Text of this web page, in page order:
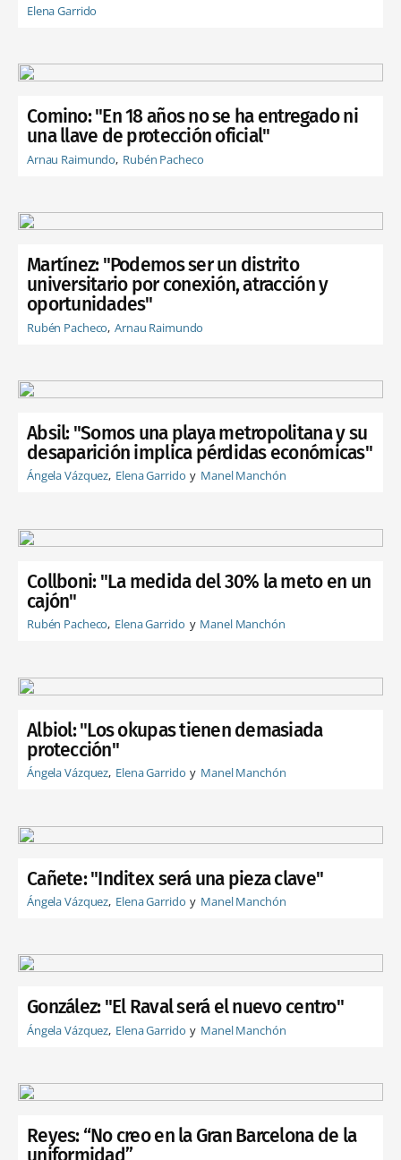
Elena Garrido
Comino: "En 18 años no se ha entregado ni
una llave de protección oficial"
Arnau Raimundo Rubén Pacheco
Martínez: "Podemos ser un distrito
universitario por conexión, atracción y
oportunidades"
Rubén Pacheco Arnau Raimundo
Absil: "Somos una playa metropolitana y su
desaparición implica pérdidas económicas"
Ángela Vázquez Elena Garrido Manel Manchón
Collboni: "La medida del 30% la meto en un
cajón"
Rubén Pacheco Elena Garrido Manel Manchón
Albiol: "Los okupas tienen demasiada
protección"
Ángela Vázquez Elena Garrido Manel Manchón
Cañete: "Inditex será una pieza clave"
Ángela Vázquez Elena Garrido Manel Manchón
González: "El Raval será el nuevo centro"
Ángela Vázquez Elena Garrido Manel Manchón
Reyes: “No creo en la Gran Barcelona de la